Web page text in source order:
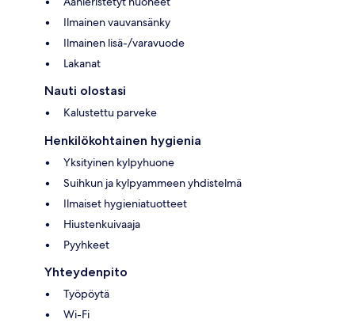
Ilmainen vauvansänky
Ilmainen lisä-/varavuode
Lakanat
Nauti olostasi
Kalustettu parveke
Henkilökohtainen hygienia
Yksityinen kylpyhuone
Suihkun ja kylpyammeen yhdistelmä
Ilmaiset hygieniatuotteet
Hiustenkuivaaja
Pyyhkeet
Yhteydenpito
Työpöytä
Wi-Fi